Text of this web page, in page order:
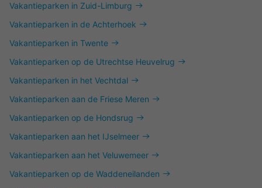
Vakantieparken in Zuid-Limburg
Vakantieparken in de Achterhoek
Vakantieparken in Twente
Vakantieparken op de Utrechtse Heuvelrug
Vakantieparken in het Vechtdal
Vakantieparken aan de Friese Meren
Vakantieparken op de Hondsrug
Vakantieparken aan het IJselmeer
Vakantieparken aan het Veluwemeer
Vakantieparken op de Waddeneilanden